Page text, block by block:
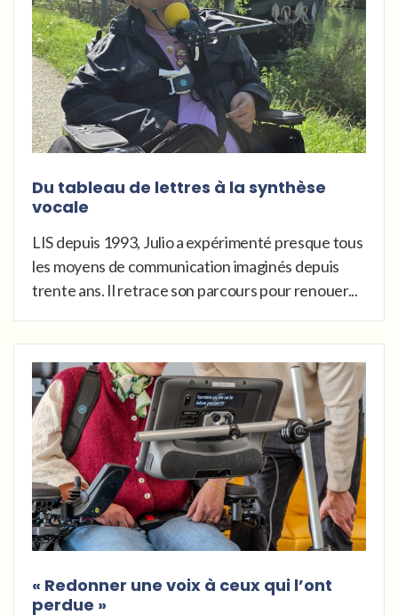
Du tableau de lettres à la synthèse
vocale
LIS depuis 1993, Julio a expérimenté presque tous
les moyens de communication imaginés depuis
trente ans. Il retrace son parcours pour renouer...
« Redonner une voix à ceux qui l’ont
perdue »